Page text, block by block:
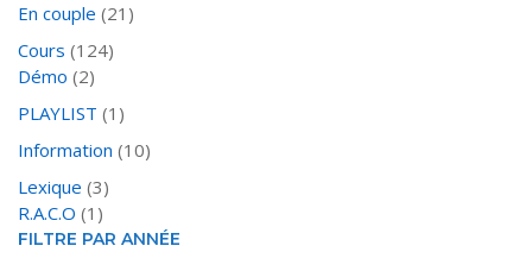
En couple (21)
Cours (124)
Démo (2)
PLAYLIST (1)
Information (10)
Lexique (3)
R.A.C.O (1)
FILTRE PAR ANNÉE